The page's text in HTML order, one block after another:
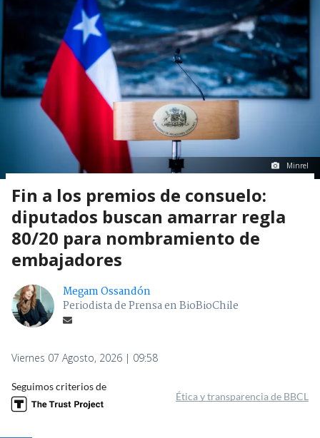
Minrel
Fin a los premios de consuelo:
diputados buscan amarrar regla
80/20 para nombramiento de
embajadores
Megam Ossandón
Periodista de Prensa en BioBioChile
Viernes 07 Agosto, 2026 | 09:58
Seguimos criterios de
Ética y transparencia de BBCL